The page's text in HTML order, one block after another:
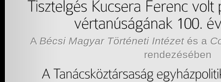
A Bécsi Magyar Történeti Intézet és a
rendezésében